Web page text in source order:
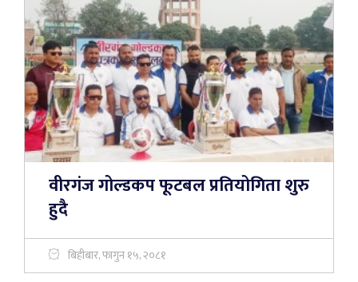
वीरगंज गोल्डकप फूटबल प्रतियोगिता शुरु
हुदै
बिहीबार, फागुन १५, २०८१